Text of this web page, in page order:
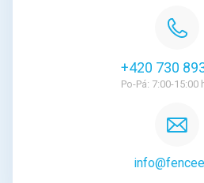
+420 730
Po-Pá: 7:00-15:00